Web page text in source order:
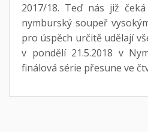
2017/18. Teď nás již
nymburský soupeř
pro úspěch určitě udělají
v pondělí 21.5.2018 v
finálová série přesune ve